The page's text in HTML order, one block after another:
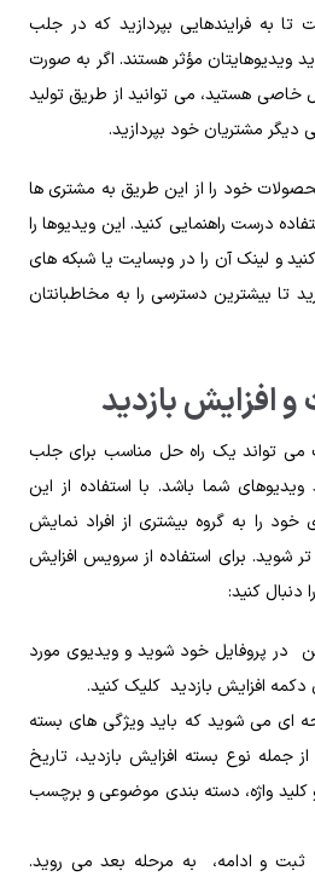
تا به فرایندهایی بپردازید که در جلب
ویدیوهایتان مؤثر هستند. اگر به صورت
هستید، می توانید از طریق تولید
دیگر مشتریان خود بپردازید.
خود را از این طریق به مشتری ها
درست راهنمایی کنید. این ویدیوها را
کنید و لینک آن را در وبسایت یا شبکه‌ های
تا بیشترین دسترسی را به مخاطبانتان
و افزایش بازدید
می‌ تواند یک راه حل مناسب برای جلب
شما باشد. با استفاده از این
را به گروه بیشتری از افراد نمایش
شوید. برای استفاده از سرویس افزایش
دنبال کنید:
در پروفایل خود شوید و ویدیوی مورد
افزایش بازدید کلیک کنید.
ای می‌ شوید که باید ویژگی‌ های بسته
جمله نوع بسته افزایش بازدید، تاریخ
کلید واژه، دسته بندی موضوعی و برچسب‌
و ادامه، به مرحله بعد می‌ روید.